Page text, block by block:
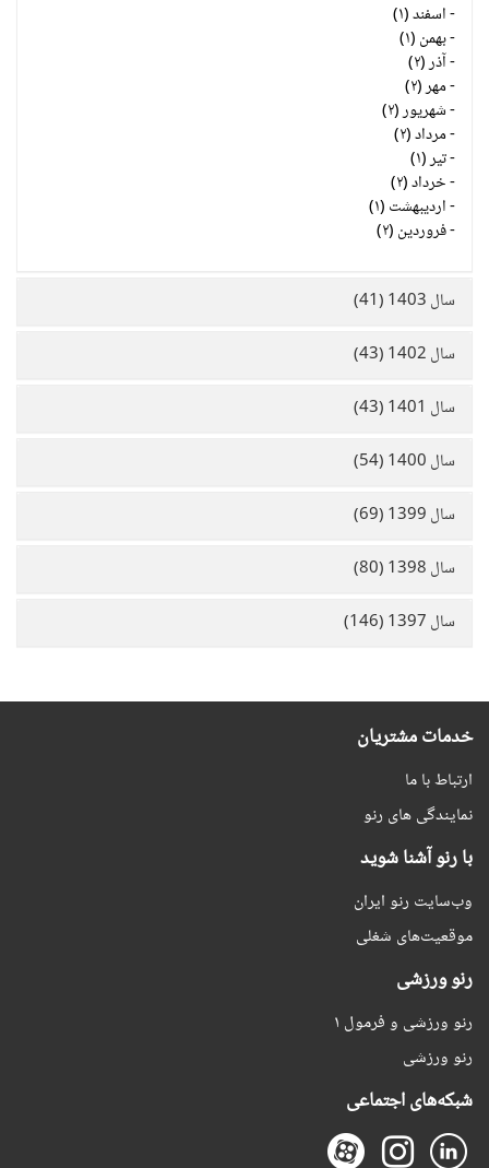
-اسفند (۱)
-بهمن (۱)
-آذر (۲)
-مهر (۲)
-شهریور (۲)
-مرداد (۲)
-تیر (۱)
-خرداد (۲)
-اردیبهشت (۱)
-فروردین (۲)
سال 1403 (41)
سال 1402 (43)
سال 1401 (43)
سال 1400 (54)
سال 1399 (69)
سال 1398 (80)
سال 1397 (146)
خدمات مشتریان
ارتباط با ما
نمایندگی های رنو
با رنو آشنا شوید
وب‌سایت رنو ایران
موقعیت‌های شغلی
رنو ورزشی
رنو ورزشی و فرمول ۱
رنو ورزشی
شبکه‌های اجتماعی